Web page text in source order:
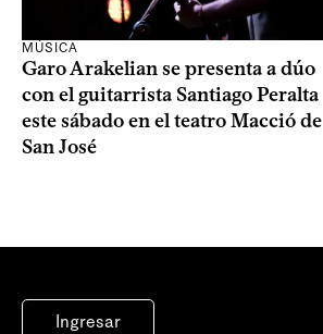
MÚSICA
Garo Arakelian se presenta a dúo
con el guitarrista Santiago Peralta
este sábado en el teatro Macció de
San José
Ingresar